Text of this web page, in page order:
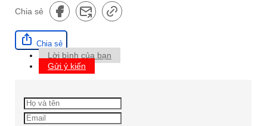
Chia sẻ
Chia sẻ
Lời bình của bạn
Gửi ý kiến